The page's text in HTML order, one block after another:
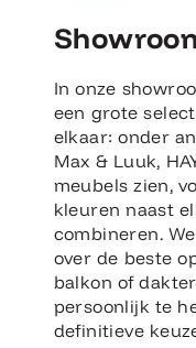
In onze
een grote
elkaar: onder
Max & Luuk,
meubels zien,
kleuren naast
combineren.
over de beste
balkon of
persoonlijk te
definitieve